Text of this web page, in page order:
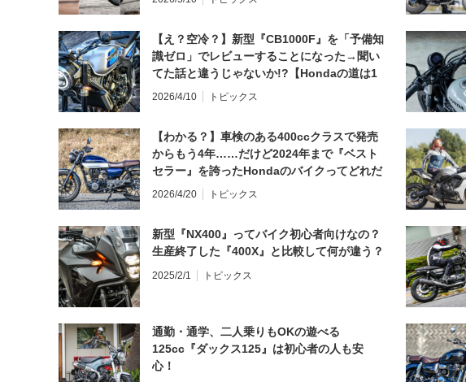
【え？空冷？】新型『CB1000F』を「予備知
識ゼロ」でレビューすることになった→聞い
てた話と違うじゃないか!?【Hondaの道は1
日にしてならず／CB1000F ①第一印象 編】
2026/4/10 トピックス
【わかる？】車検のある400ccクラスで発売
からもう4年……だけど2024年まで『ベスト
セラー』を誇ったHondaのバイクってどれだ
と思う？
2026/4/20 トピックス
新型『NX400』ってバイク初心者向けなの？
生産終了した『400X』と比較して何が違う？
2025/2/1 トピックス
通勤・通学、二人乗りもOKの遊べる
125cc『ダックス125』は初心者の人も安
心！